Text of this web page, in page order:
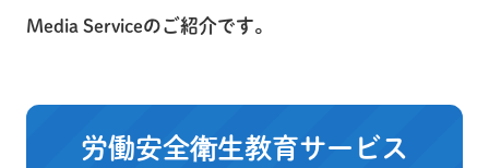
Media Serviceのご紹介です。
労働安全衛生教育サービス